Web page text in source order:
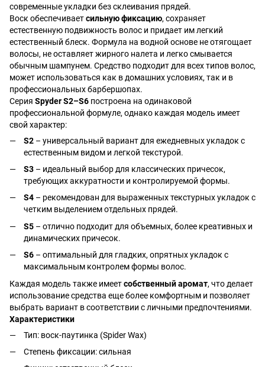
современные укладки без склеивания прядей.
Воск обеспечиваетсильную фиксацию, сохраняет
естественную подвижность волос и придает им легкий
естественный блеск. Формула на водной основе не отягощает
волосы, не оставляет жирного налета и легко смывается
обычным шампунем. Средство подходит для всех типов волос,
может использоваться как в домашних условиях, так и в
профессиональных барбершопах.
Серия Spyder S2–S6 построена на одинаковой
профессиональной формуле, однако каждая модель имеет
свой характер:
S2 – универсальный вариант для ежедневных укладок с
естественным видом и легкой текстурой.
S3 – идеальный выбор для классических причесок,
требующих аккуратности и контролируемой формы.
S4 – рекомендован для выраженных текстурных укладок с
четким выделением отдельных прядей.
S5 – отлично подходит для объемных, более креативных и
динамических причесок.
S6 – оптимальный для гладких, опрятных укладок с
максимальным контролем формы волос.
Каждая модель также имеетсобственный аромат, что делает
использование средства еще более комфортным и позволяет
выбрать вариант в соответствии с личными предпочтениями.
Характеристики
Тип: воск-паутинка (Spider Wax)
Степень фиксации: сильная